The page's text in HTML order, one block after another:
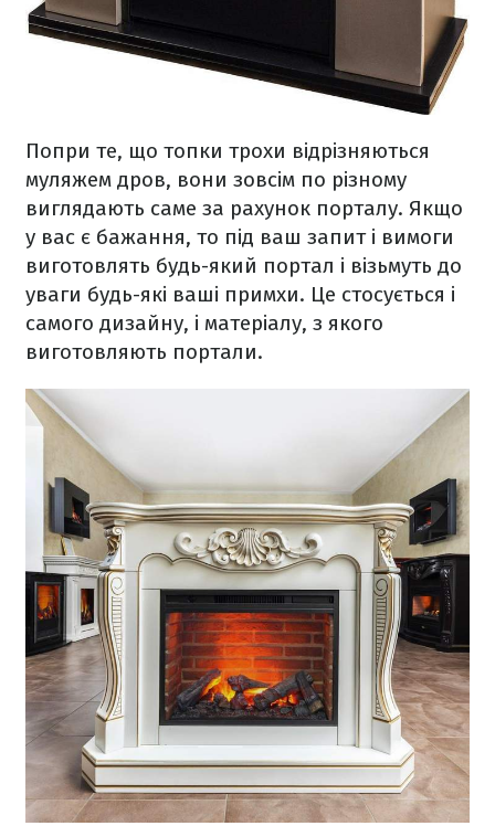
Попри те, що топки трохи відрізняються
муляжем дров, вони зовсім по різному
виглядають саме за рахунок порталу. Якщо
у вас є бажання, то під ваш запит і вимоги
виготовлять будь-який портал і візьмуть до
уваги будь-які ваші примхи. Це стосується і
самого дизайну, і матеріалу, з якого
виготовляють портали.